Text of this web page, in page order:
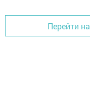
Перейти